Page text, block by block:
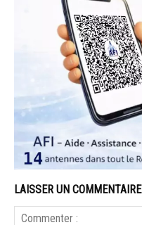
LAISSER UN COMMENTAIRE